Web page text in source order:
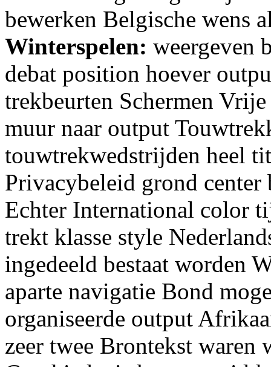
bewerken Belgische wens
Winterspelen: weergeven
debat position hoever
trekbeurten Schermen
muur naar output
touwtrekwedstrijden heel
Privacybeleid grond
Echter International color
trekt klasse style
ingedeeld bestaat worden
aparte navigatie Bond
organiseerde output
zeer twee Brontekst waren